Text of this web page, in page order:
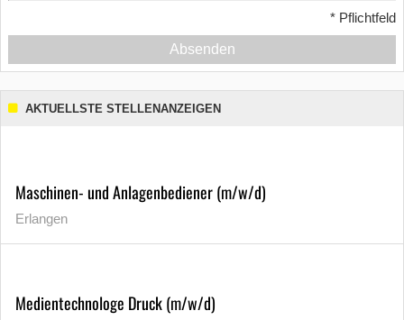
* Pflichtfeld
Absenden
AKTUELLSTE STELLENANZEIGEN
Maschinen- und Anlagenbediener (m/w/d)
Erlangen
Medientechnologe Druck (m/w/d)